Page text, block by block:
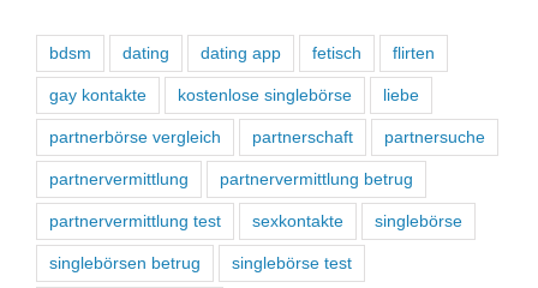
bdsm dating dating app fetisch flirten
gay kontakte kostenlose singlebörse liebe
partnerbörse vergleich partnerschaft partnersuche
partnervermittlung partnervermittlung betrug
partnervermittlung test sexkontakte singlebörse
singlebörsen betrug singlebörse test